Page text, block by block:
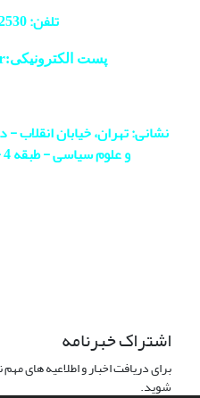
تلفن: 61112530-
پست الکترونیکی:lawmag
نشانی: تهران، خیابان
و علوم سیاسی - طبقه 4 - دفتر مجله - اتاق 413
اشتراک خبرنامه
برای دریافت اخبار و اطلاعیه های
شوید.